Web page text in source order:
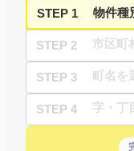
STEP 1
STEP 2
STEP 3
STEP 4